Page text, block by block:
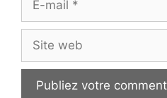
mail
web